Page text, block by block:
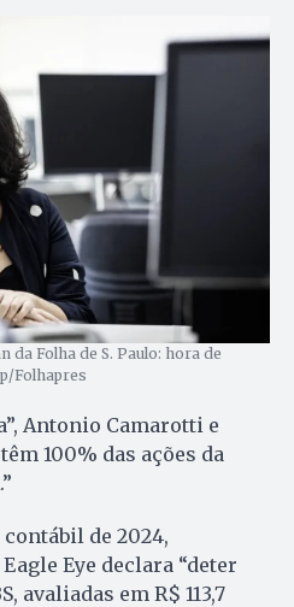
da Folha de S. Paulo: hora de
Folhapres
Antonio Camarotti e
100% das ações da
de 2024,
Eye declara “deter
avaliadas em R$ 113,7